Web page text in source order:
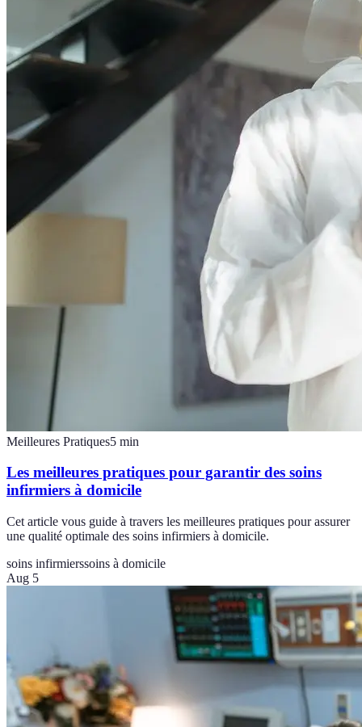
Meilleures Pratiques5 min
Les meilleures pratiques pour garantir des soins
infirmiers à domicile
Cet article vous guide à travers les meilleures pratiques pour assurer
une qualité optimale des soins infirmiers à domicile.
soins infirmierssoins à domicile
Aug 5